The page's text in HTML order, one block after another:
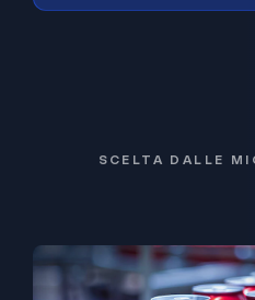
SCELTA DALLE